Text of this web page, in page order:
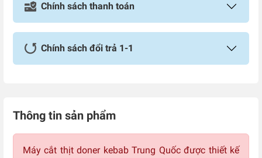
Chính sách thanh toán
Chính sách đổi trả 1-1
Thông tin sản phẩm
Máy cắt thịt doner kebab Trung Quốc được thiết kế